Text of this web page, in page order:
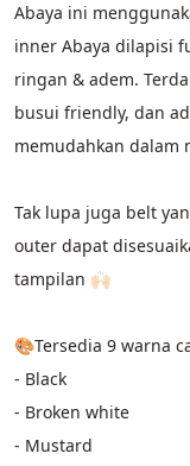
Abaya ini
inner Abaya dilapisi
ringan & adem.
busui friendly, dan
memudahkan
Tak lupa juga belt
outer dapat
tampilan 🙌🏻
🎨Tersedia 9 warna
- Black
- Broken white
- Mustard